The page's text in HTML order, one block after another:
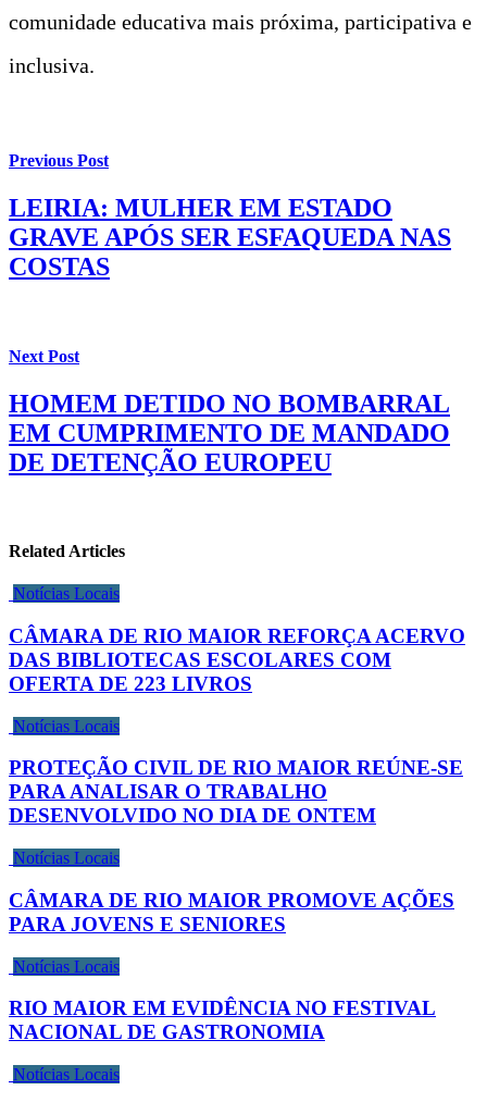
comunidade educativa mais próxima, participativa e
inclusiva.
Previous Post
LEIRIA: MULHER EM ESTADO
GRAVE APÓS SER ESFAQUEDA NAS
COSTAS
Next Post
HOMEM DETIDO NO BOMBARRAL
EM CUMPRIMENTO DE MANDADO
DE DETENÇÃO EUROPEU
Related Articles
Notícias Locais
CÂMARA DE RIO MAIOR REFORÇA ACERVO
DAS BIBLIOTECAS ESCOLARES COM
OFERTA DE 223 LIVROS
Notícias Locais
PROTEÇÃO CIVIL DE RIO MAIOR REÚNE-SE
PARA ANALISAR O TRABALHO
DESENVOLVIDO NO DIA DE ONTEM
Notícias Locais
CÂMARA DE RIO MAIOR PROMOVE AÇÕES
PARA JOVENS E SENIORES
Notícias Locais
RIO MAIOR EM EVIDÊNCIA NO FESTIVAL
NACIONAL DE GASTRONOMIA
Notícias Locais